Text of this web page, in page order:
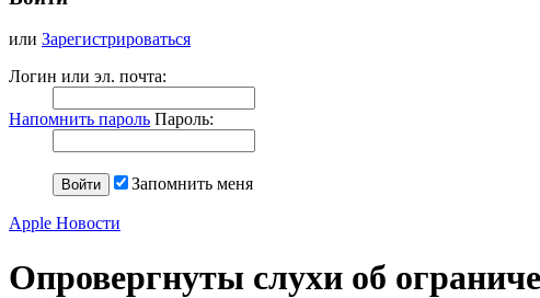
или Зарегистрироваться
Логин или эл. почта:
Напомнить пароль Пароль:
Запомнить меня
Apple Новости
Опровергнуты слухи об